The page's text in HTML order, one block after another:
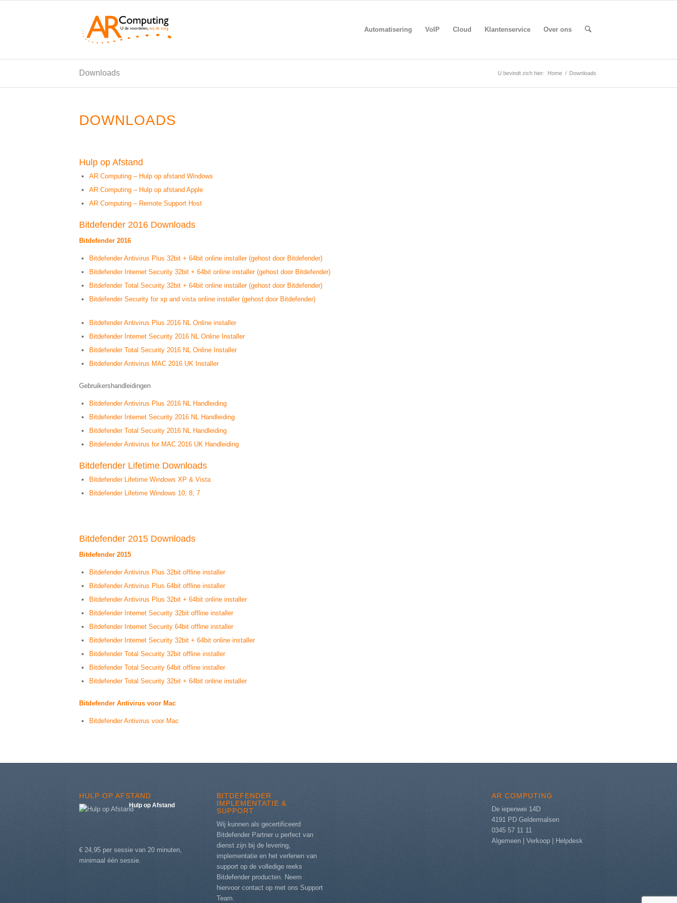
Automatisering VoIP Cloud Klantenservice Over ons
Downloads U bevindt zich hier: Home / Downloads
DOWNLOADS
Hulp op Afstand
AR Computing – Hulp op afstand Windows
AR Computing – Hulp op afstand Apple
AR Computing – Remote Support Host
Bitdefender 2016 Downloads
Bitdefender 2016
Bitdefender Antivirus Plus 32bit + 64bit online installer (gehost door Bitdefender)
Bitdefender Internet Security 32bit + 64bit online installer (gehost door Bitdefender)
Bitdefender Total Security 32bit + 64bit online installer (gehost door Bitdefender)
Bitdefender Security for xp and vista online installer (gehost door Bitdefender)
Bitdefender Antivirus Plus 2016 NL Online installer
Bitdefender Internet Security 2016 NL Online Installer
Bitdefender Total Security 2016 NL Online Installer
Bitdefender Antivirus MAC 2016 UK Installer
Gebruikershandleidingen
Bitdefender Antivirus Plus 2016 NL Handleiding
Bitdefender Internet Security 2016 NL Handleiding
Bitdefender Total Security 2016 NL Handleiding
Bitdefender Antivirus for MAC 2016 UK Handleiding
Bitdefender Lifetime Downloads
Bitdefender Lifetime Windows XP & Vista
Bitdefender Lifetime Windows 10, 8, 7
Bitdefender 2015 Downloads
Bitdefender 2015
Bitdefender Antivirus Plus 32bit offline installer
Bitdefender Antivirus Plus 64bit offline installer
Bitdefender Antivirus Plus 32bit + 64bit online installer
Bitdefender Internet Security 32bit offline installer
Bitdefender Internet Security 64bit offline installer
Bitdefender Internet Security 32bit + 64bit online installer
Bitdefender Total Security 32bit offline installer
Bitdefender Total Security 64bit offline installer
Bitdefender Total Security 32bit + 64bit online installer
Bitdefender Antivirus voor Mac
Bitdefender Antivirus voor Mac
HULP OP AFSTAND
Hulp op Afstand
€ 24,95 per sessie van 20 minuten,
minimaal één sessie.
BITDEFENDER
IMPLEMENTATIE &
SUPPORT
Wij kunnen als gecertificeerd
Bitdefender Partner u perfect van
dienst zijn bij de levering,
implementatie en het verlenen van
support op de volledige reeks
Bitdefender producten. Neem
hiervoor contact op met ons Support
Team.
AR COMPUTING
De iepenwei 14D
4191 PD Geldermalsen
0345 57 11 11
Algemeen| Verkoop| Helpdesk